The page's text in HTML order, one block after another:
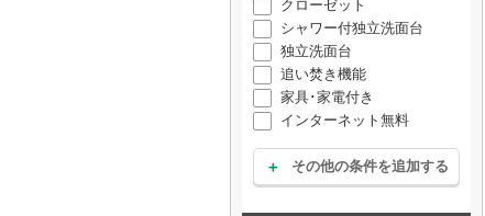
クローゼット
シャワー付独立洗面台
独立洗面台
追い焚き機能
家具･家電付き
インターネット無料
その他の条件を追加する